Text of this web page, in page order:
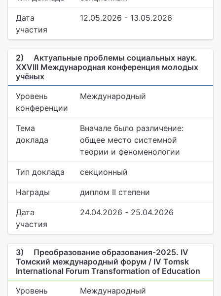
Дата
участия
12.05.2026 - 13.05.2026
2)
Актуальные проблемы социальных наук.
XXVIII Международная конференция молодых
учёных
Уровень
конференции
Международный
Тема
доклада
Вначале было различение:
общее место системной
теории и феноменологии
Тип доклада секционный
Награды диплом II степени
Дата
участия
24.04.2026 - 25.04.2026
3)
Преобразование образования-2025. IV
Томский международный форум / IV Tomsk
International Forum Transformation of Education
Уровень
Международный